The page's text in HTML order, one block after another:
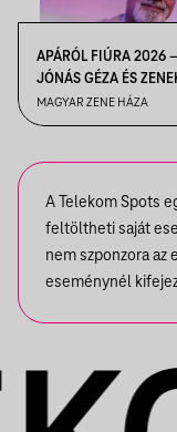
APÁRÓL FIÚRA 2026
JÓNÁS GÉZA ÉS
IFJ. JÓNÁS GÉZA ÉS
ZENEKARA, VENDÉG:
MAGYAR ZENE HÁZA
A Telekom Spots
feltöltheti saját
nem szponzora az
eseménynél